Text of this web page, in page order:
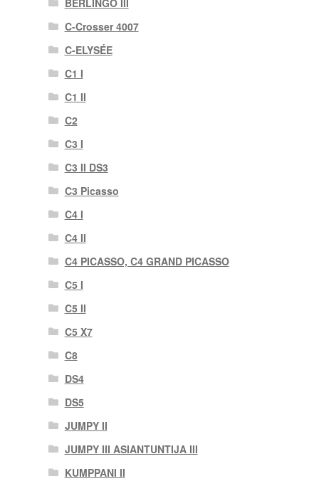
BERLINGO III
C-Crosser 4007
C-ELYSÉE
C1 I
C1 II
C2
C3 I
C3 II DS3
C3 Picasso
C4 I
C4 II
C4 PICASSO, C4 GRAND PICASSO
C5 I
C5 II
C5 X7
C8
DS4
DS5
JUMPY II
JUMPY III ASIANTUNTIJA III
KUMPPANI II